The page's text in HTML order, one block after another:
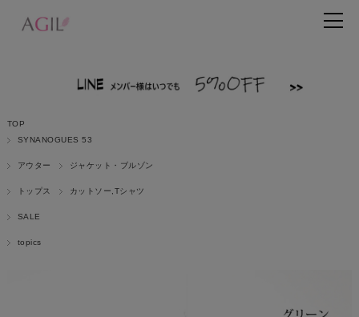
TOP
SYNANOGUES 53
アウター ジャケット・ブルゾン
トップス カットソー,Tシャツ
SALE
topics